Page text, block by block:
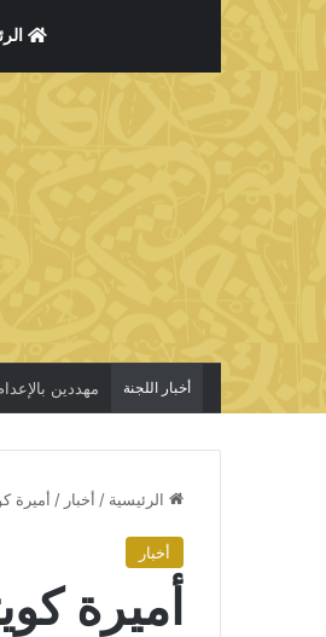
أخبار اللجنة مهددين
الرئيسية / أخبار / أميرة
أخبار
أميرة